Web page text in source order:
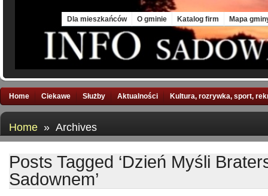
Dla mieszkańców O gminie Katalog firm Mapa
Home Ciekawe Służby Aktualności Kultura, rozrywka, sport,
Home » Archives
Posts Tagged ‘Dzień Myśli
Sadownem’